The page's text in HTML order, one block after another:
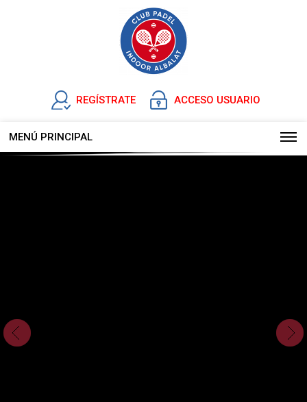
REGÍSTRATE ACCESO USUARIO
MENÚ PRINCIPAL